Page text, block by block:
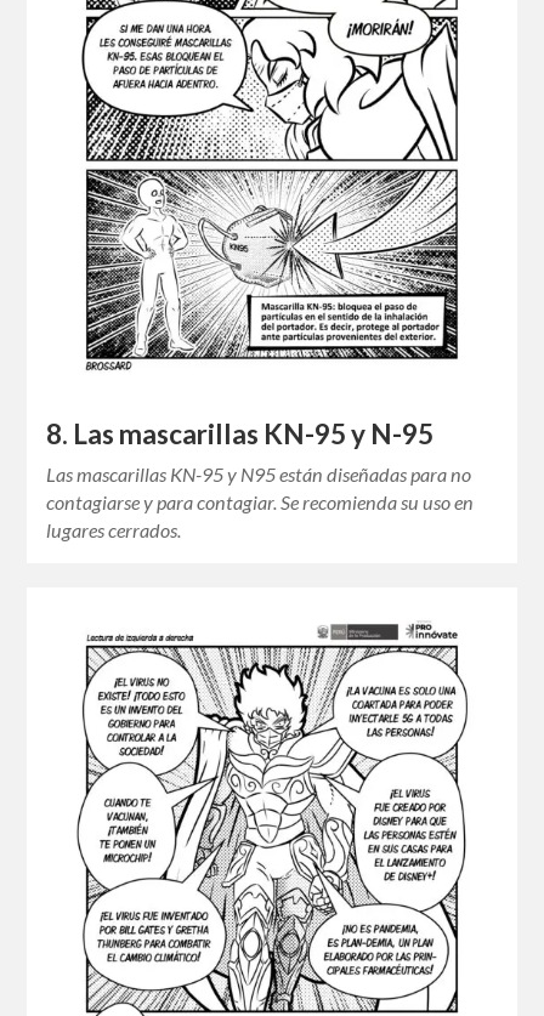
8. Las mascarillas KN-95 y N-95
Las mascarillas KN-95 y N95 están diseñadas para no
contagiarse y para contagiar. Se recomienda su uso en
lugares cerrados.